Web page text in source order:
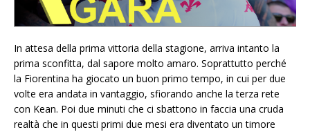
In attesa della prima vittoria della stagione, arriva intanto la
prima sconfitta, dal sapore molto amaro. Soprattutto perché
la Fiorentina ha giocato un buon primo tempo, in cui per due
volte era andata in vantaggio, sfiorando anche la terza rete
con Kean. Poi due minuti che ci sbattono in faccia una cruda
realtà che in questi primi due mesi era diventato un timore